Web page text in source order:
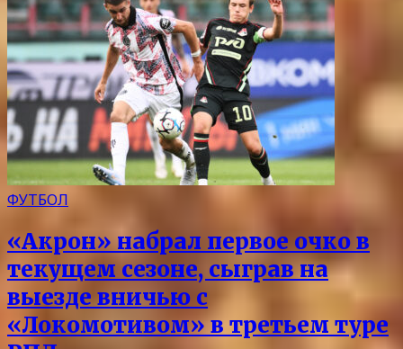
ФУТБОЛ
«Акрон» набрал первое очко в
текущем сезоне, сыграв на
выезде вничью с
«Локомотивом» в третьем туре